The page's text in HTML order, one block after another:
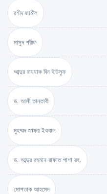
রশীদ জামীল
মাসুদ শরীফ
আব্দুর রাযযাক বিন ইউসুফ
ড. আলী তানতাবী
মুহম্মদ জাফর ইকবাল
ড. আব্দুর রহমান রাফাত পাশা রহ.
মোশতাক আহমেদ